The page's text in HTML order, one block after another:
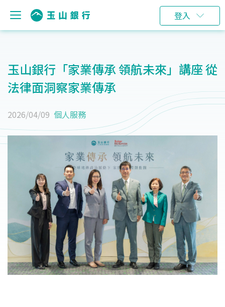
登入
玉山銀行「家業傳承 領航未來」講座 從
法律面洞察家業傳承
2026/04/09 個人服務